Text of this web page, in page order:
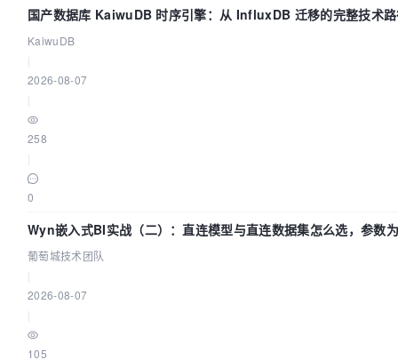
国产数据库 KaiwuDB 时序引擎：从 InfluxDB 迁移的完整技术
KaiwuDB
2026-08-07
258
0
Wyn嵌入式BI实战（二）：直连模型与直连数据集怎么选，参数
城技术团队
葡萄城技术团队
2026-08-07
105